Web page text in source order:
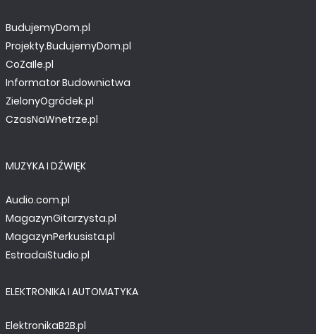
BudujemyDom.pl
Projekty.BudujemyDom.pl
CoZaIle.pl
Informator Budownictwa
ZielonyOgródek.pl
CzasNaWnetrze.pl
MUZYKA I DŹWIĘK
Audio.com.pl
MagazynGitarzysta.pl
MagazynPerkusista.pl
EstradaiStudio.pl
ELEKTRONIKA I AUTOMATYKA
ElektronikaB2B.pl